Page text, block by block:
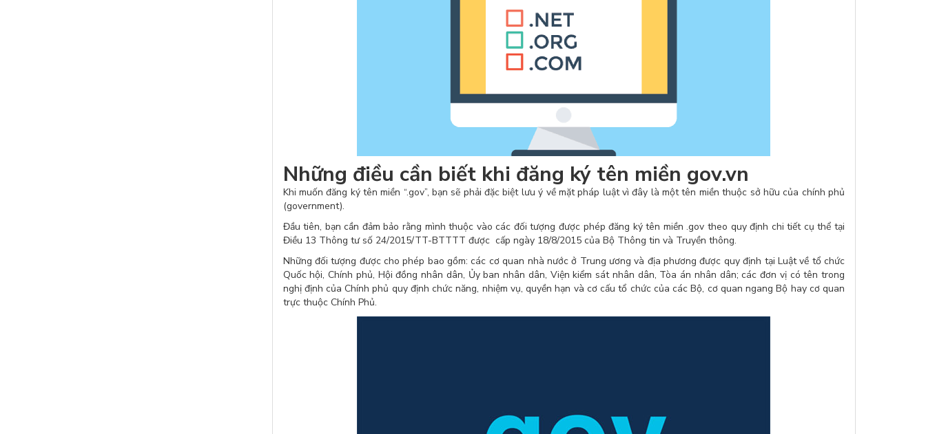
Những điều cần biết khi đăng ký tên miền gov.vn
Khi muốn đăng ký tên miền “.gov”, bạn sẽ phải đặc biệt lưu ý về mặt pháp luật vì đây là một tên miền thuộc sở hữu của chính phủ
(government).
Đầu tiên, bạn cần đảm bảo rằng mình thuộc vào các đối tượng được phép đăng ký tên miền .gov theo quy định chi tiết cụ thể tại
Điều 13 Thông tư số 24/2015/TT-BTTTT được cấp ngày 18/8/2015 của Bộ Thông tin và Truyền thông.
Những đối tượng được cho phép bao gồm: các cơ quan nhà nước ở Trung ương và địa phương được quy định tại Luật về tổ chức
Quốc hội, Chính phủ, Hội đồng nhân dân, Ủy ban nhân dân, Viện kiểm sát nhân dân, Tòa án nhân dân; các đơn vị có tên trong
nghị định của Chính phủ quy định chức năng, nhiệm vụ, quyền hạn và cơ cấu tổ chức của các Bộ, cơ quan ngang Bộ hay cơ quan
trực thuộc Chính Phủ.